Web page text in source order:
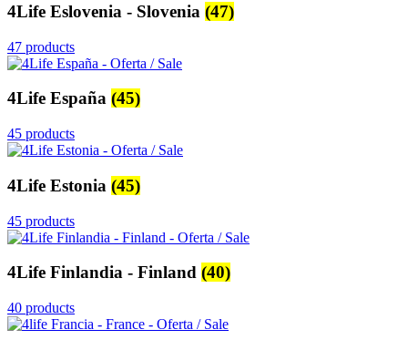
4Life Eslovenia - Slovenia (47)
47 products
4Life España (45)
45 products
4Life Estonia (45)
45 products
4Life Finlandia - Finland (40)
40 products